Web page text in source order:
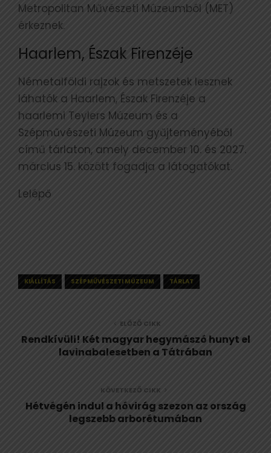
Metropolitan Művészeti Múzeumból (MET)
érkeznek.
Haarlem, Észak Firenzéje
Németalföldi rajzok és metszetek lesznek
láhatók a Haarlem, Észak Firenzéje a
haarlemi Teylers Múzeum és a
Szépművészeti Múzeum gyűjteményéből
című tárlaton, amely december 10. és 2027.
március 15. között fogadja a látogatókat.
Lelépő
KIÁLLÍTÁS SZÉPMŰVÉSZETI MÚZEUM TÁRLAT
ELŐZŐ CIKK
Rendkívüli! Két magyar hegymászó hunyt el
lavinabalesetben a Tátrában
KÖVETKEZŐ CIKK
Hétvégén indul a hóvirág szezon az ország
legszebb arborétumában